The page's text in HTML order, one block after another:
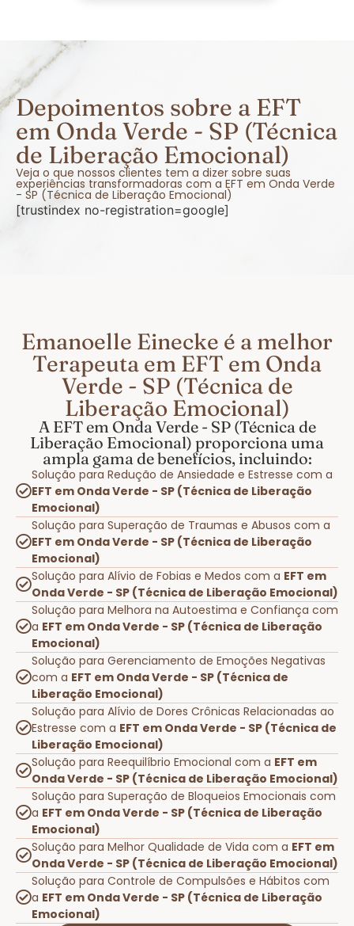
Depoimentos sobre a EFT
em Onda Verde - SP (Técnica
de Liberação Emocional)
Veja o que nossos clientes tem a dizer sobre suas
experiências transformadoras com a EFT em Onda Verde
- SP (Técnica de Liberação Emocional)
[trustindex no-registration=google]
Emanoelle Einecke é a melhor
Terapeuta em EFT em Onda
Verde - SP (Técnica de
Liberação Emocional)
A EFT em Onda Verde - SP (Técnica de
Liberação Emocional) proporciona uma
ampla gama de benefícios, incluindo:
Solução para Redução de Ansiedade e Estresse com a
EFT em Onda Verde - SP (Técnica de Liberação
Emocional)
Solução para Superação de Traumas e Abusos com a
EFT em Onda Verde - SP (Técnica de Liberação
Emocional)
Solução para Alívio de Fobias e Medos com a EFT em
Onda Verde - SP (Técnica de Liberação Emocional)
Solução para Melhora na Autoestima e Confiança com
a EFT em Onda Verde - SP (Técnica de Liberação
Emocional)
Solução para Gerenciamento de Emoções Negativas
com a EFT em Onda Verde - SP (Técnica de
Liberação Emocional)
Solução para Alívio de Dores Crônicas Relacionadas ao
Estresse com a EFT em Onda Verde - SP (Técnica de
Liberação Emocional)
Solução para Reequilíbrio Emocional com a EFT em
Onda Verde - SP (Técnica de Liberação Emocional)
Solução para Superação de Bloqueios Emocionais com
a EFT em Onda Verde - SP (Técnica de Liberação
Emocional)
Solução para Melhor Qualidade de Vida com a EFT em
Onda Verde - SP (Técnica de Liberação Emocional)
Solução para Controle de Compulsões e Hábitos com
a EFT em Onda Verde - SP (Técnica de Liberação
Emocional)